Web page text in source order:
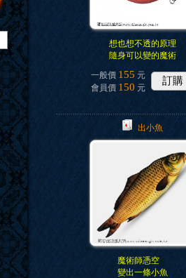
想也想不透的原理
隨身可以變的魔術
一般價 155 元
會員價 150 元
訂購
出小魚
魔術師憑空
變出一條小魚